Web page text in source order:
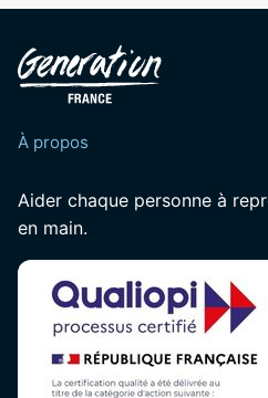
À propos
Aider chaque personne à
en main.